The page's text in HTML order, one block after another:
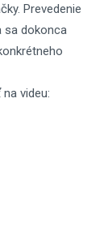
Prevedenie
sa dokonca
videu: